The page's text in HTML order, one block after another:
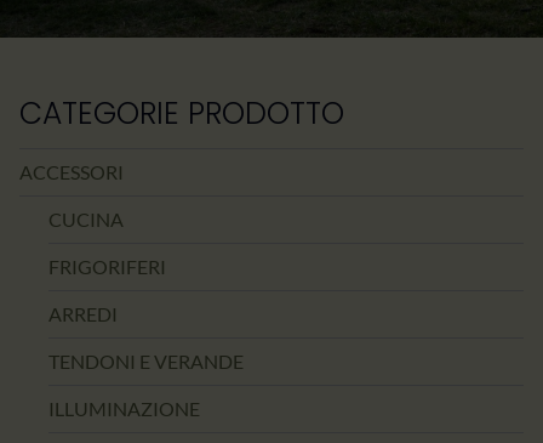
CATEGORIE PRODOTTO
ACCESSORI
CUCINA
FRIGORIFERI
ARREDI
TENDONI E VERANDE
ILLUMINAZIONE